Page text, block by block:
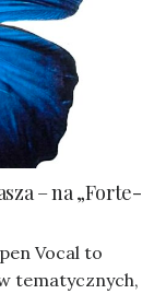
– na „Forte-
Vocal to
tematycznych,